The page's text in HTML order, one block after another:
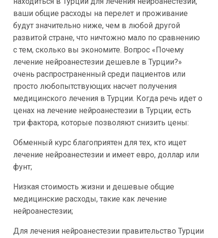
ваши общие расходы на перелет и проживание
будут значительно ниже, чем в любой другой
развитой стране, что ничтожно мало по сравнению
с тем, сколько вы экономите. Вопрос «Почему
лечение нейроанестезии дешевле в Турции?»
очень распространенный среди пациентов или
просто любопытствующих насчет получения
медицинского лечения в Турции. Когда речь идет о
ценах на лечение нейроанестезии в Турции, есть
три фактора, которые позволяют снизить цены:
Обменный курс благоприятен для тех, кто ищет
лечение нейроанестезии и имеет евро, доллар или
фунт;
Низкая стоимость жизни и дешевые общие
медицинские расходы, такие как лечение
нейроанестезии;
Для лечения нейроанестезии правительство Турции